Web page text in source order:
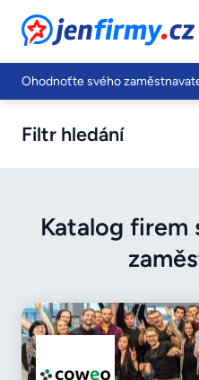
JenFirmy.cz
Ohodnoťte svého
Filtr hledání
Katalog firem